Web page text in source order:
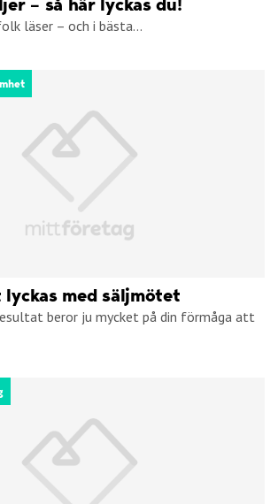
läser – och i bästa...
med säljmötet
beror ju mycket på din förmåga att